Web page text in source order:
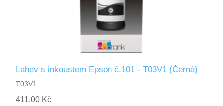
Lahev s inkoustem Epson č.101 - T03V1 (Černá)
T03V1
411,00 Kč